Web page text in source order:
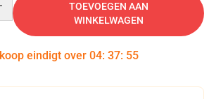
TOEVOEGEN AAN
WINKELWAGEN
eindigt over 04: 37: 55